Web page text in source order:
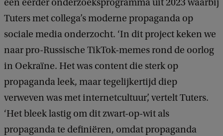
een eerder onderzoeksprogramma uit 2023 waarbij
Tuters met collega’s moderne propaganda op
sociale media onderzocht. ‘In dit project keken we
naar pro-Russische TikTok-memes rond de oorlog
in Oekraïne. Het was content die sterk op
propaganda leek, maar tegelijkertijd diep
verweven was met internetcultuur’, vertelt Tuters.
‘Het bleek lastig om dit zwart-op-wit als
propaganda te definiëren, omdat propaganda